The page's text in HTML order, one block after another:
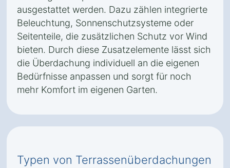
ausgestattet werden. Dazu zählen integrierte
Beleuchtung, Sonnenschutzsysteme oder
Seitenteile, die zusätzlichen Schutz vor Wind
bieten. Durch diese Zusatzelemente lässt sich
die Überdachung individuell an die eigenen
Bedürfnisse anpassen und sorgt für noch
mehr Komfort im eigenen Garten.
Typen von Terrassenüberdachungen